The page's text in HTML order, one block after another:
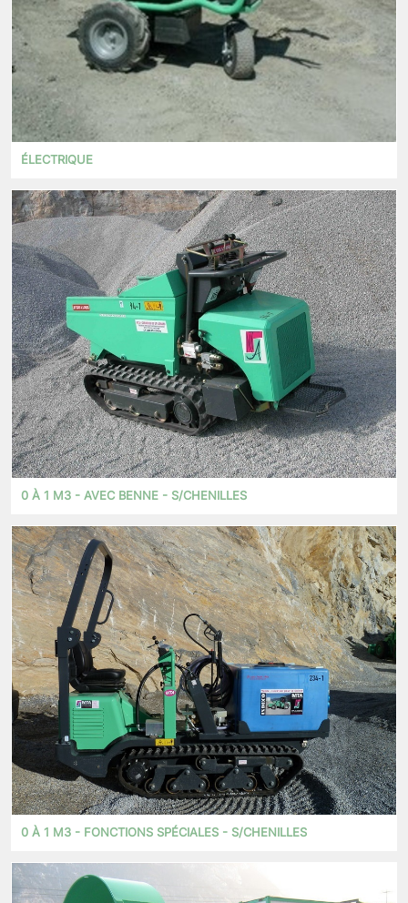
ÉLECTRIQUE
0 À 1 M3 - AVEC BENNE - S/CHENILLES
0 À 1 M3 - FONCTIONS SPÉCIALES - S/CHENILLES